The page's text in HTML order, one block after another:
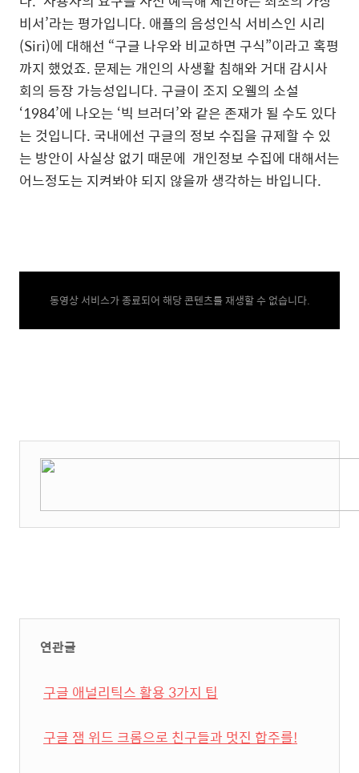
비서’라는 평가입니다. 애플의 음성인식 서비스인 시리
(Siri)에 대해선 “구글 나우와 비교하면 구식”이라고 혹평
까지 했었죠. 문제는 개인의 사생활 침해와 거대 감시사
회의 등장 가능성입니다. 구글이 조지 오웰의 소설
‘1984’에 나오는 ‘빅 브러더’와 같은 존재가 될 수도 있다
는 것입니다. 국내에선 구글의 정보 수집을 규제할 수 있
는 방안이 사실상 없기 때문에 개인정보 수집에 대해서는
어느정도는 지켜봐야 되지 않을까 생각하는 바입니다.
동영상 서비스가 종료되어 해당 콘텐츠를 재생할 수 없습니다.
연관글
구글 애널리틱스 활용 3가지 팁
구글 잼 위드 크롬으로 친구들과 멋진 합주를!